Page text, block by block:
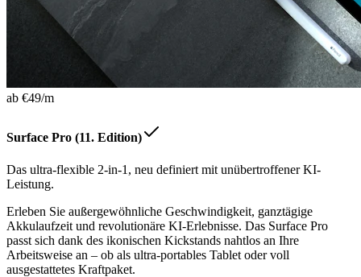
ab €49/m
Surface Pro (11. Edition)
Das ultra-flexible 2-in-1, neu definiert mit unübertroffener KI-
Leistung.
Erleben Sie außergewöhnliche Geschwindigkeit, ganztägige
Akkulaufzeit und revolutionäre KI-Erlebnisse. Das Surface Pro
passt sich dank des ikonischen Kickstands nahtlos an Ihre
Arbeitsweise an – ob als ultra-portables Tablet oder voll
ausgestattetes Kraftpaket.